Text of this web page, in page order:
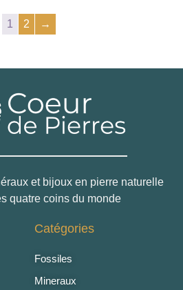
1 2 →
et bijoux en pierre naturelle
quatre coins du monde
Catégories
Fossiles
Mineraux